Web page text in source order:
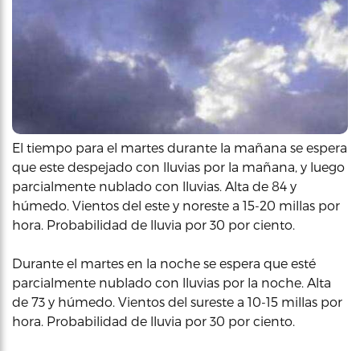
El tiempo para el martes durante la mañana se espera
que este despejado con lluvias por la mañana, y luego
parcialmente nublado con lluvias. Alta de 84 y
húmedo. Vientos del este y noreste a 15-20 millas por
hora. Probabilidad de lluvia por 30 por ciento.
Durante el martes en la noche se espera que esté
parcialmente nublado con lluvias por la noche. Alta
de 73 y húmedo. Vientos del sureste a 10-15 millas por
hora. Probabilidad de lluvia por 30 por ciento.